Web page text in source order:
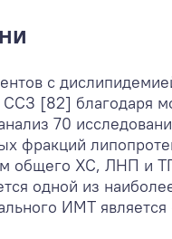
с
[82] благодаря
70
фракций
общего ХС, ЛНП и
одной из
ИМТ